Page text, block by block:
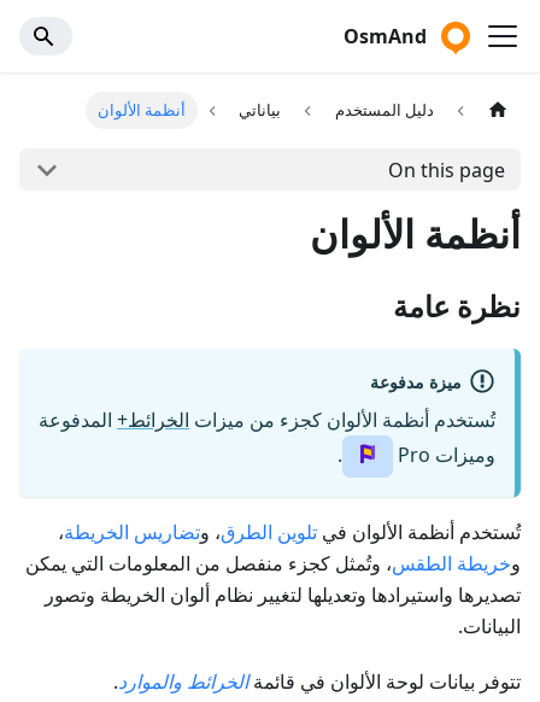
OsmAnd
دليل المستخدم بياناتي أنظمة الألوان
On this page
أنظمة الألوان
نظرة عامة
ميزة مدفوعة
تُستخدم أنظمة الألوان كجزء من ميزات الخرائط+ المدفوعة
وميزات Pro
.
تُستخدم أنظمة الألوان في تلوين الطرق، وتضاريس الخريطة،
وخريطة الطقس، وتُمثل كجزء منفصل من المعلومات التي يمكن
تصديرها واستيرادها وتعديلها لتغيير نظام ألوان الخريطة وتصور
البيانات.
تتوفر بيانات لوحة الألوان في قائمةالخرائط والموارد.